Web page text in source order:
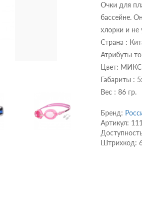
Очки для
бассейне.
хлорки и не
Страна :
Атрибуты
Цвет: МИКС
Габариты :
Вес : 86 гр.
Бренд:
Артикул:
Штрихкод: